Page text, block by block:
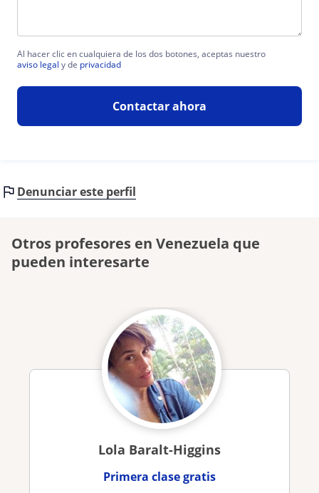
Al hacer clic en cualquiera de los dos botones, aceptas nuestro
aviso legal y de privacidad
Contactar ahora
Denunciar este perfil
Otros profesores en Venezuela que
pueden interesarte
Lola Baralt-Higgins
Primera clase gratis